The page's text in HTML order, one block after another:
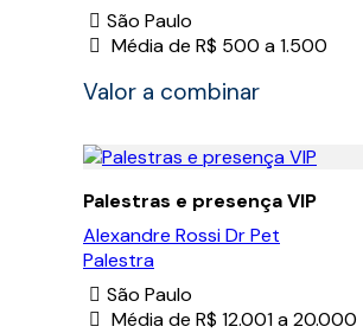
São Paulo
Média de R$ 500 a 1.500
Valor a combinar
Palestras e presença VIP
Alexandre Rossi Dr Pet
Palestra
São Paulo
Média de R$ 12.001 a 20.000